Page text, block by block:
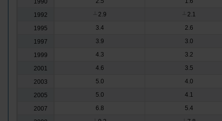
1990
1992
2.9
2.1
1995
3.4
2.6
1997
3.9
3.0
1999
4.3
3.2
2001
4.6
3.5
2003
5.0
4.0
2005
5.0
4.1
2007
6.8
5.4